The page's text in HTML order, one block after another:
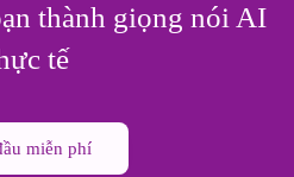
thành giọng nói AI
tế
miễn phí